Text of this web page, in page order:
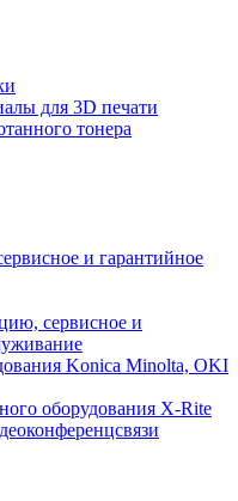
для 3D печати
тонера
и гарантийное
сервисное и
Konica Minolta, OKI
оборудования X-Rite